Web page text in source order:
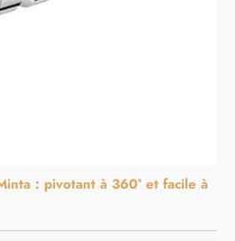
: pivotant à 360° et facile à